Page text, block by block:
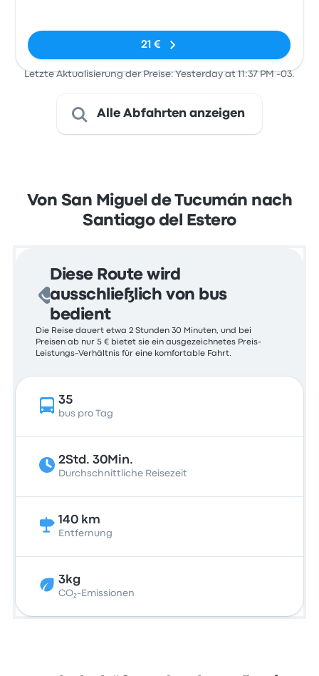
21 €
Letzte Aktualisierung der Preise: Yesterday at 11:37 PM -03.
Alle Abfahrten anzeigen
Von San Miguel de Tucumán nach
Santiago del Estero
Diese Route wird
ausschließlich von bus
bedient
Die Reise dauert etwa 2 Stunden 30 Minuten, und bei
Preisen ab nur 5 € bietet sie ein ausgezeichnetes Preis-
Leistungs-Verhältnis für eine komfortable Fahrt.
35
bus pro Tag
2Std. 30Min.
Durchschnittliche Reisezeit
140 km
Entfernung
3kg
CO₂-Emissionen